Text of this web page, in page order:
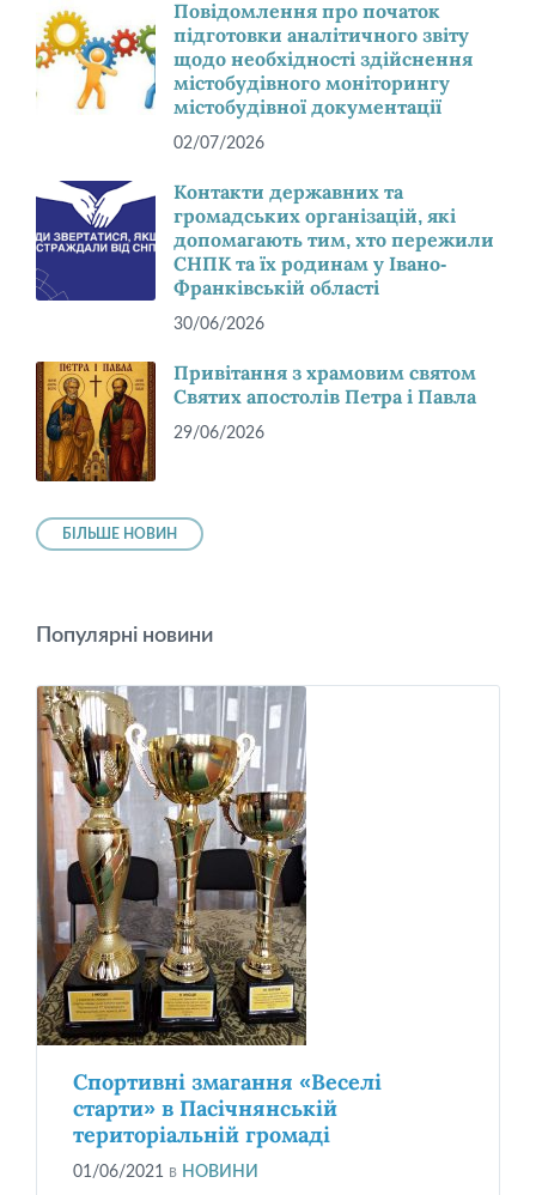
Повідомлення про початок
підготовки аналітичного звіту
щодо необхідності здійснення
містобудівного моніторингу
містобудівної документації
02/07/2026
Контакти державних та
громадських організацій, які
допомагають тим, хто пережили
СНПК та їх родинам у Івано-
Франківській області
30/06/2026
Привітання з храмовим святом
Святих апостолів Петра і Павла
29/06/2026
БІЛЬШЕ НОВИН
Популярні новини
Спортивні змагання «Веселі
старти» в Пасічнянській
територіальній громаді
01/06/2021 в НОВИНИ